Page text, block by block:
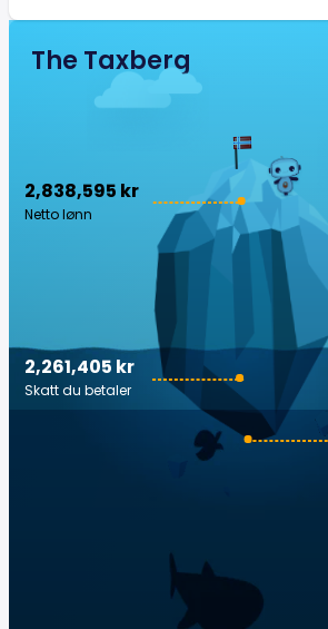
The Taxberg
2,838,595 kr
Netto lønn
2,261,405 kr
Skatt du betaler